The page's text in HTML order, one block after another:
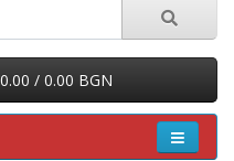
0 продукт(a) - €0.00 / 0.00 BGN